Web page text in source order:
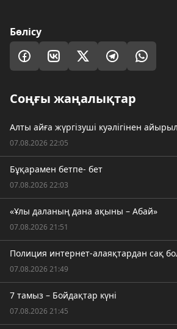
Бөлісу
Соңғы жаңалықтар
Алты айға жүргізуші куәлігінен
07.08.2026 22:05
Бұқарамен бетпе- бет
07.08.2026 22:03
«Ұлы даланың дана ақыны – Абай»
07.08.2026 21:51
Полиция интернет-алаяқтардан сақ
07.08.2026 21:49
7 тамыз – Бойдақтар күні
07.08.2026 21:45